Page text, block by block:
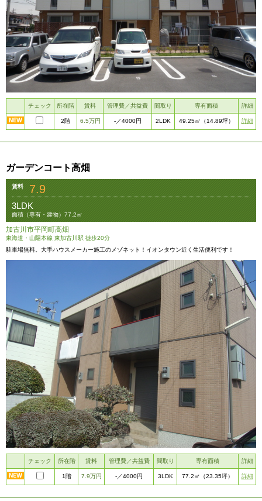
チェック 所在階 賃料 管理費／共益費 間取り 専有面積 詳細
2階 6.5万円 -／4000円 2LDK 49.25㎡ （14.89坪） 詳細
ガーデンコート高畑
賃料 7.9
3LDK
面積（専有・建物）77.2㎡
加古川市平岡町高畑
東海道・山陽本線 東加古川駅 徒歩20分
駐車場無料。大手ハウスメーカー施工のメゾネット！イオンタウン近く生活便利です！
チェック 所在階 賃料 管理費／共益費 間取り 専有面積 詳細
1階 7.9万円 -／4000円 3LDK 77.2㎡ （23.35坪） 詳細